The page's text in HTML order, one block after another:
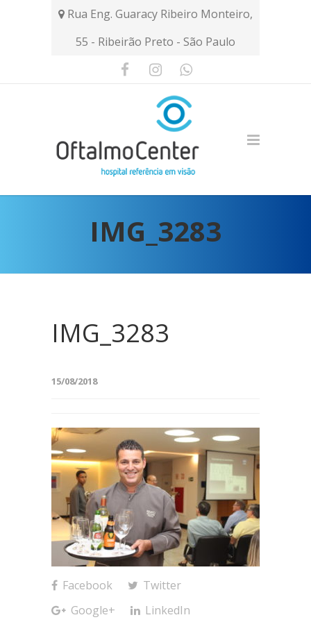
Rua Eng. Guaracy Ribeiro Monteiro,
55 - Ribeirão Preto - São Paulo
IMG_3283
IMG_3283
15/08/2018
Facebook
Twitter
Google+
LinkedIn